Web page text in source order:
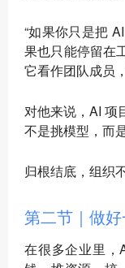
“如果你只是把
果也只能停留在
它看作团队成员
对他来说，AI 项
不是挑模型，而
归根结底，组织
第二节｜做
在很多企业里，